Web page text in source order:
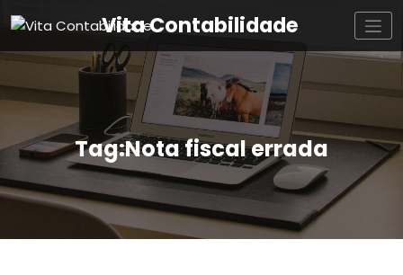
Vita Contabilidade
Tag:Nota fiscal errada